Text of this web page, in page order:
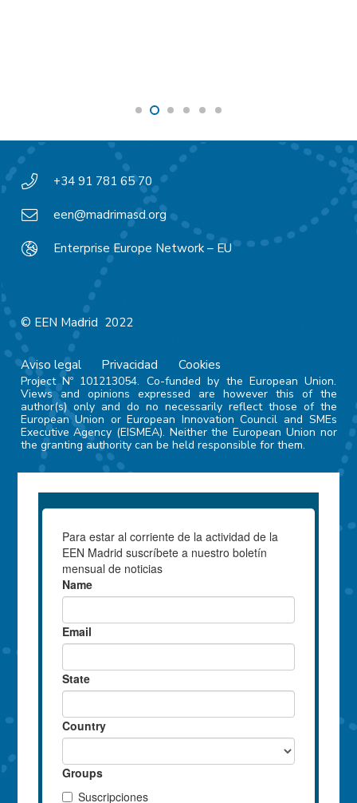
+34 91 781 65 70
een@madrimasd.org
Enterprise Europe Network – EU
© EEN Madrid 2022
Aviso legal Privacidad Cookies
Project Nº 101213054. Co-funded by the European Union.
Views and opinions expressed are however this of the
author(s) only and do no necessarily reflect those of the
European Union or European Innovation Council and SMEs
Executive Agency (EISMEA). Neither the European Union nor
the granting authority can be held responsible for them.